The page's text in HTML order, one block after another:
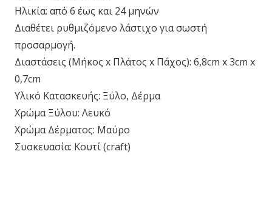
Ηλικία: από 6 έως και 24 μηνών
Διαθέτει ρυθμιζόμενο λάστιχο για σωστή
προσαρμογή.
Διαστάσεις (Μήκος x Πλάτος x Πάχος): 6,8cm x 3cm x
0,7cm
Υλικό Κατασκευής: Ξύλο, Δέρμα
Χρώμα Ξύλου: Λευκό
Χρώμα Δέρματος: Μαύρο
Συσκευασία: Κουτί (craft)